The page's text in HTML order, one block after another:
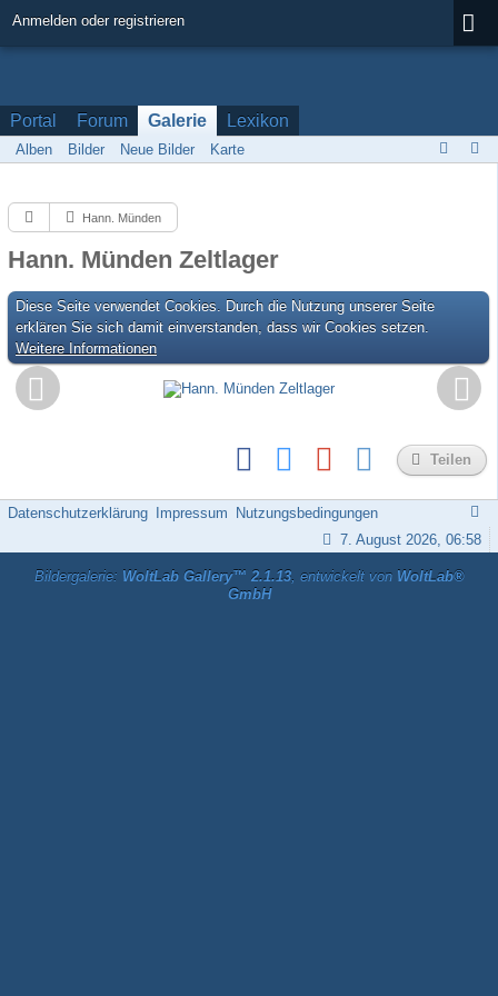
Anmelden oder registrieren
Portal Forum Galerie Lexikon
Alben Bilder Neue Bilder Karte
Hann. Münden
Hann. Münden Zeltlager
Diese Seite verwendet Cookies. Durch die Nutzung unserer Seite
erklären Sie sich damit einverstanden, dass wir Cookies setzen.
Weitere Informationen
Teilen
Datenschutzerklärung Impressum
Nutzungsbedingungen
7. August 2026, 06:58
Bildergalerie: WoltLab Gallery™ 2.1.13, entwickelt von WoltLab®
GmbH